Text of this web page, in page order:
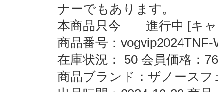
ナーでもあります。
本商品只今 進行中 [キャ
商品番号：vogvip2024TNF-
在庫状況： 50 会員価格：
商品ブランド：ザノースフ